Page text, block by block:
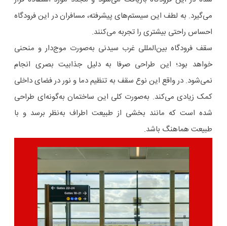
می‌گیرد. به لطف این سیستم‌های پیشرفته، مسافران در این فرودگاه
احساس راحتی بیشتری را تجربه می‌کنند.
سقف فرودگاه بین‌المللی غرب سیدنی به‌صورت موج‌دار و منحنی
خواهد بود؛ این طراحی صرفا به دلیل جذابیت بصری انجام
نمی‌شود. در واقع این نوع سقف به تنظیم دما و نور در فضای داخلی
کمک زیادی می‌کند. به‌صورت کلی این ساختمان به‌گونه‌ای طراحی
شده‌ است که مانند بخشی از طبیعت اطراف به‌نظر برسد و با
طبیعت هماهنگ باشد.